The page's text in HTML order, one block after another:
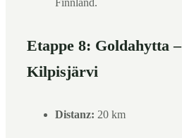
Etappe 8: Goldahytta –
Kilpisjärvi
Distanz: 20 km